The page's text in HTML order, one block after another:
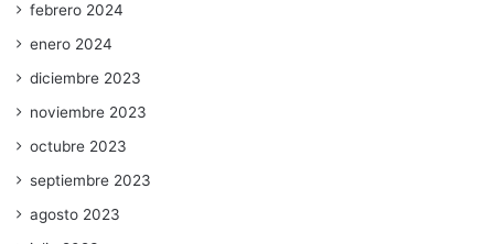
febrero 2024
enero 2024
diciembre 2023
noviembre 2023
octubre 2023
septiembre 2023
agosto 2023